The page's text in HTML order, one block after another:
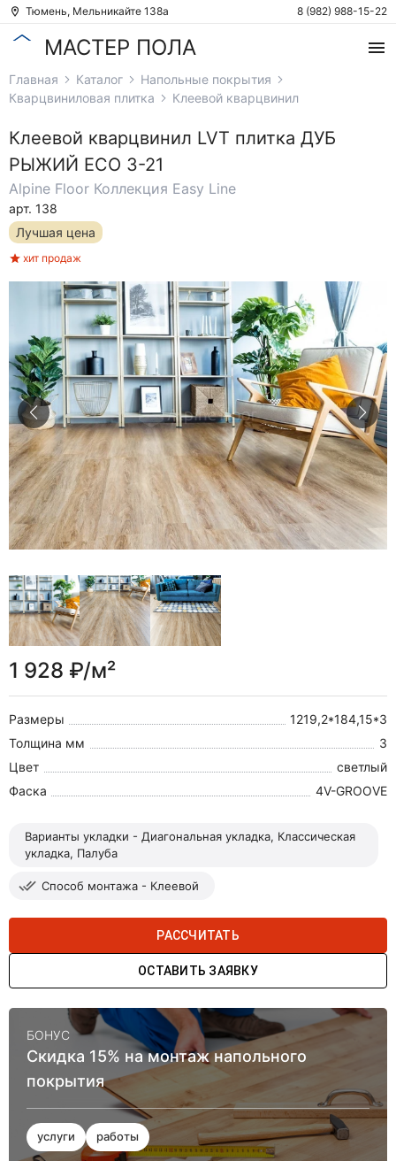
Тюмень, Мельникайте 138а 8 (982) 988-15-22
МАСТЕР ПОЛА
Главная Каталог
Напольные покрытия
Кварцвиниловая плитка
Клеевой кварцвинил
Клеевой кварцвинил LVT плитка ДУБ
РЫЖИЙ ECO 3-21
Alpine Floor Коллекция Easy Line
арт. 138
Лучшая цена
хит продаж
1 928 ₽/м²
Размеры
1219,2*184,15*3
Толщина мм
3
Цвет
светлый
Фаска
4V-GROOVE
Варианты укладки - Диагональная укладка, Классическая
укладка, Палуба
Способ монтажа - Клеевой
РАССЧИТАТЬ
ОСТАВИТЬ ЗАЯВКУ
БОНУС
Скидка 15% на монтаж напольного
покрытия
услуги работы